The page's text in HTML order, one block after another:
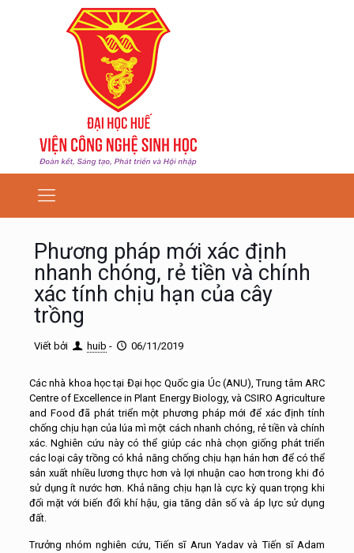
Phương pháp mới xác định
nhanh chóng, rẻ tiền và chính
xác tính chịu hạn của cây
trồng
Viết bởi huib - 06/11/2019
Các nhà khoa học tại Đại học Quốc gia Úc (ANU), Trung tâm ARC
Centre of Excellence in Plant Energy Biology, và CSIRO Agriculture
and Food đã phát triển một phương pháp mới để xác định tính
chống chịu hạn của lúa mì một cách nhanh chóng, rẻ tiền và chính
xác. Nghiên cứu này có thể giúp các nhà chọn giống phát triển
các loại cây trồng có khả năng chống chịu hạn hán hơn để có thể
sản xuất nhiều lương thực hơn và lợi nhuận cao hơn trong khi đó
sử dụng ít nước hơn. Khả năng chịu hạn là cực kỳ quan trọng khi
đối mặt với biến đổi khí hậu, gia tăng dân số và áp lực sử dụng
đất.
Trưởng nhóm nghiên cứu, Tiến sĩ Arun Yadav và Tiến sĩ Adam